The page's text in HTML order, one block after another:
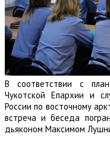
В соответствии с
Чукотской Епархии и
России по восточному
встреча и беседа
дьяконом Максимом